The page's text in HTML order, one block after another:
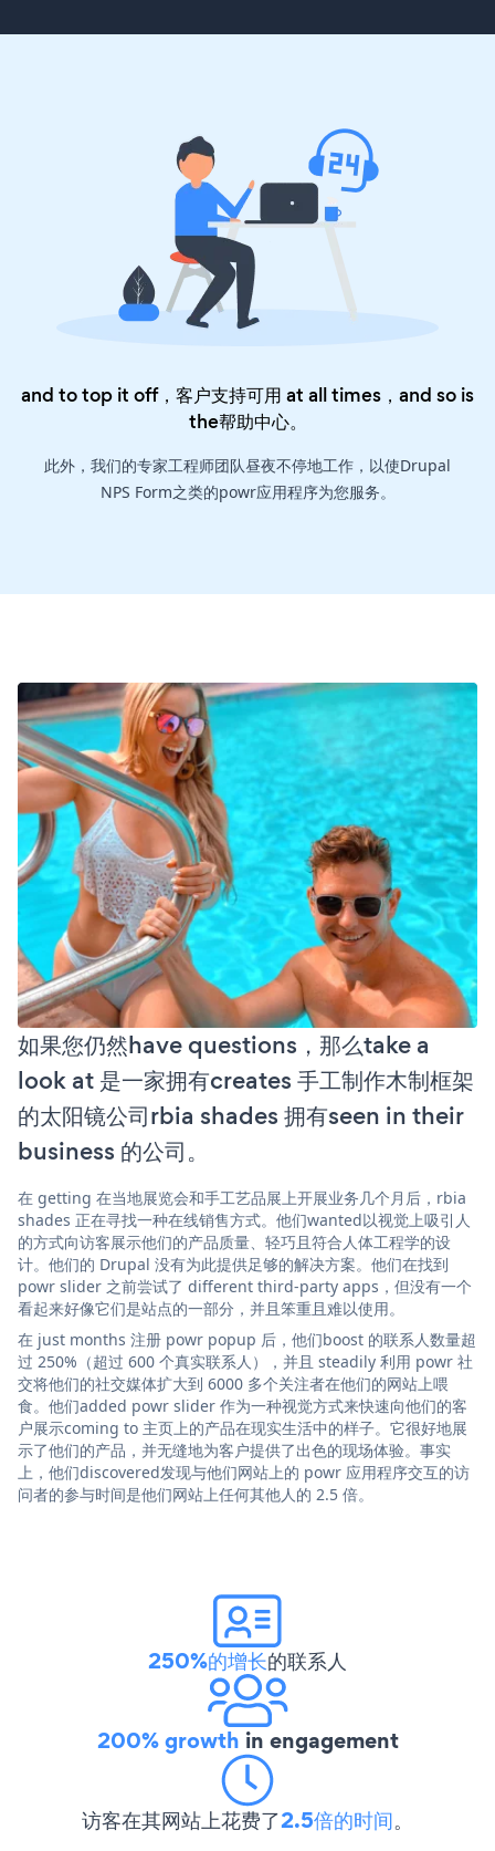
and to top it off，客户支持可用 at all times，and so is
the帮助中心。
此外，我们的专家工程师团队昼夜不停地工作，以使Drupal
NPS Form之类的powr应用程序为您服务。
如果您仍然have questions，那么take a
look at 是一家拥有creates 手工制作木制框架
的太阳镜公司rbia shades 拥有seen in their
business 的公司。
在 getting 在当地展览会和手工艺品展上开展业务几个月后，rbia
shades 正在寻找一种在线销售方式。他们wanted以视觉上吸引人
的方式向访客展示他们的产品质量、轻巧且符合人体工程学的设
计。他们的 Drupal 没有为此提供足够的解决方案。他们在找到
powr slider 之前尝试了 different third-party apps，但没有一个
看起来好像它们是站点的一部分，并且笨重且难以使用。
在 just months 注册 powr popup 后，他们boost 的联系人数量超
过 250%（超过 600 个真实联系人），并且 steadily 利用 powr 社
交将他们的社交媒体扩大到 6000 多个关注者在他们的网站上喂
食。他们added powr slider 作为一种视觉方式来快速向他们的客
户展示coming to 主页上的产品在现实生活中的样子。它很好地展
示了他们的产品，并无缝地为客户提供了出色的现场体验。事实
上，他们discovered发现与他们网站上的 powr 应用程序交互的访
问者的参与时间是他们网站上任何其他人的 2.5 倍。
250%的增长的联系人
200% growth in engagement
访客在其网站上花费了2.5倍的时间。